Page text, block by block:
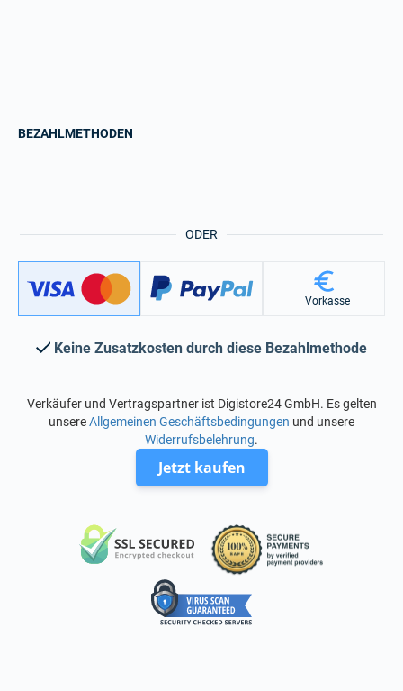
ODER
BEZAHLMETHODEN
Vorkasse
Keine Zusatzkosten durch diese Bezahlmethode
Verkäufer und Vertragspartner ist Digistore24 GmbH. Es gelten
unsereAllgemeinen Geschäftsbedingungen und unsere
Widerrufsbelehrung.
Jetzt kaufen